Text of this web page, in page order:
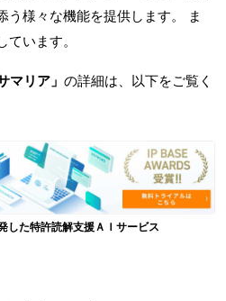
う様々な機能を提供します。 ま
います。
マリア」 の詳細は、以下をご覧く
した特許読解支援ＡＩサービス